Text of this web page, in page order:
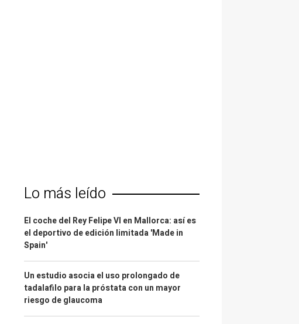
Lo más leído
El coche del Rey Felipe VI en Mallorca: así es
el deportivo de edición limitada 'Made in
Spain'
Un estudio asocia el uso prolongado de
tadalafilo para la próstata con un mayor
riesgo de glaucoma